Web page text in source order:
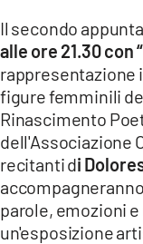
Il secondo
alle ore 21.30 con
rappresentazione
figure femminili
Rinascimento
dell'Associazione
recitanti di
parole, emozioni
un'esposizione